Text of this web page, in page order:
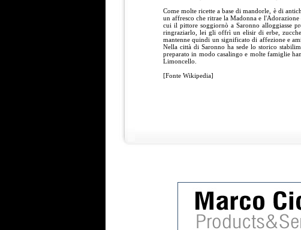
Come molte ricette a base di mandorle, è di
un affresco che ritrae la Madonna e
cui il pittore soggiornò a Saronno alloggiasse
ringraziarlo, lei gli offrì un elisir di erbe,
mantenne quindi un significato di affezione e
Nella città di Saronno ha sede lo storico
preparato in modo casalingo e molte famiglie
Limoncello.
[Fonte Wikipedia]